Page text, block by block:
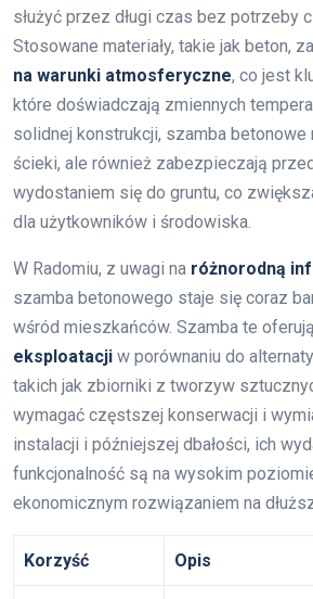
służyć przez długi czas bez potrzeby
Stosowane materiały, takie jak beton,
na warunki atmosferyczne, co jest
które doświadczają zmiennych
solidnej konstrukcji, szamba
ścieki, ale również zabezpieczają
wydostaniem się do gruntu, co
dla użytkowników i środowiska.
W Radomiu, z uwagi na różnorodną
szamba betonowego staje się coraz
wśród mieszkańców. Szamba te oferują
eksploatacji w porównaniu do
takich jak zbiorniki z tworzyw
wymagać częstszej konserwacji i
instalacji i późniejszej dbałości, ich
funkcjonalność są na wysokim
ekonomicznym rozwiązaniem na
Korzyść Opis